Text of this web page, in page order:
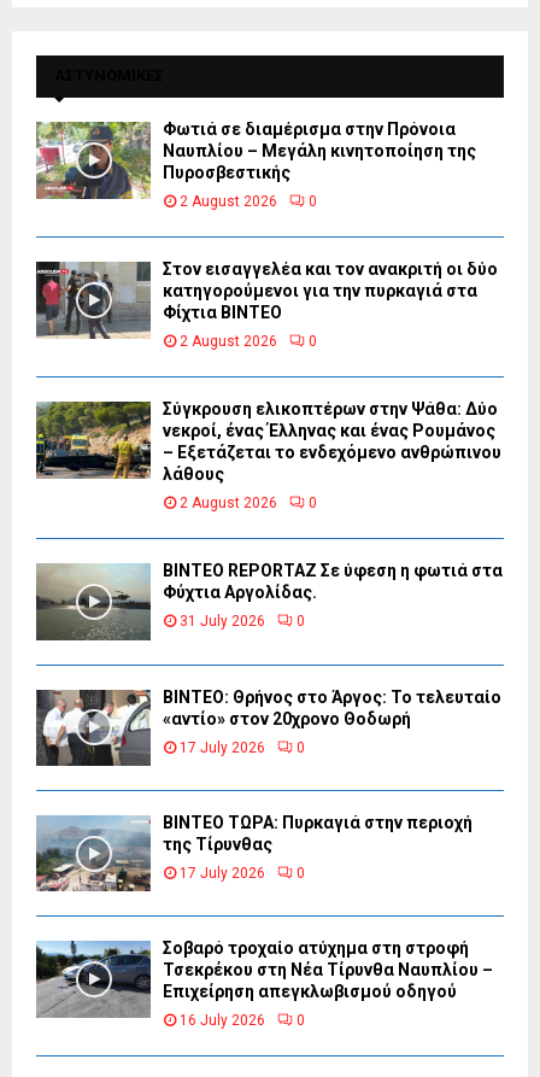
Φωτιά σε διαμέρισμα στην Πρόνοια
Ναυπλίου – Μεγάλη κινητοποίηση της
Πυροσβεστικής
2 August 2026 0
Στον εισαγγελέα και τον ανακριτή οι δύο
κατηγορούμενοι για την πυρκαγιά στα
Φίχτια ΒΙΝΤΕΟ
2 August 2026 0
Σύγκρουση ελικοπτέρων στην Ψάθα: Δύο
νεκροί, ένας Έλληνας και ένας Ρουμάνος
– Εξετάζεται το ενδεχόμενο ανθρώπινου
λάθους
2 August 2026 0
BINTEO REPORTAZ Σε ύφεση η φωτιά στα
Φύχτια Αργολίδας.
31 July 2026 0
ΒΙΝΤΕΟ: Θρήνος στο Άργος: Το τελευταίο
«αντίο» στον 20χρονο Θοδωρή
17 July 2026 0
ΒΙΝΤΕΟ ΤΩΡΑ: Πυρκαγιά στην περιοχή
της Τίρυνθας
17 July 2026 0
Σοβαρό τροχαίο ατύχημα στη στροφή
Τσεκρέκου στη Νέα Τίρυνθα Ναυπλίου –
Επιχείρηση απεγκλωβισμού οδηγού
16 July 2026 0